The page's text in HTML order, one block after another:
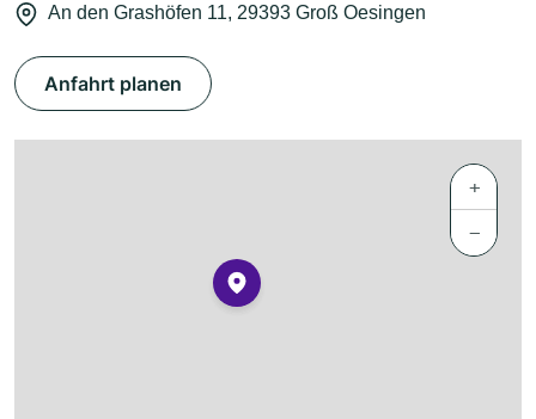
An den Grashöfen 11, 29393 Groß Oesingen
Anfahrt planen
+
−